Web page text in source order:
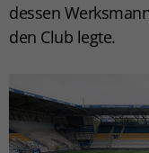
dessen
den Club legte.